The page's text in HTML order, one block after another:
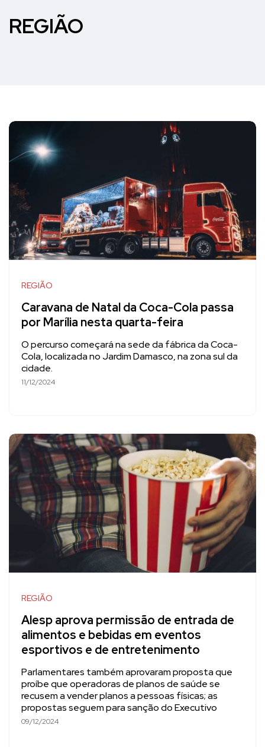
REGIÃO
REGIÃO
Caravana de Natal da Coca-Cola passa
por Marília nesta quarta-feira
O percurso começará na sede da fábrica da Coca-
Cola, localizada no Jardim Damasco, na zona sul da
cidade.
11/12/2024
REGIÃO
Alesp aprova permissão de entrada de
alimentos e bebidas em eventos
esportivos e de entretenimento
Parlamentares também aprovaram proposta que
proíbe que operadoras de planos de saúde se
recusem a vender planos a pessoas físicas; as
propostas seguem para sanção do Executivo
09/12/2024